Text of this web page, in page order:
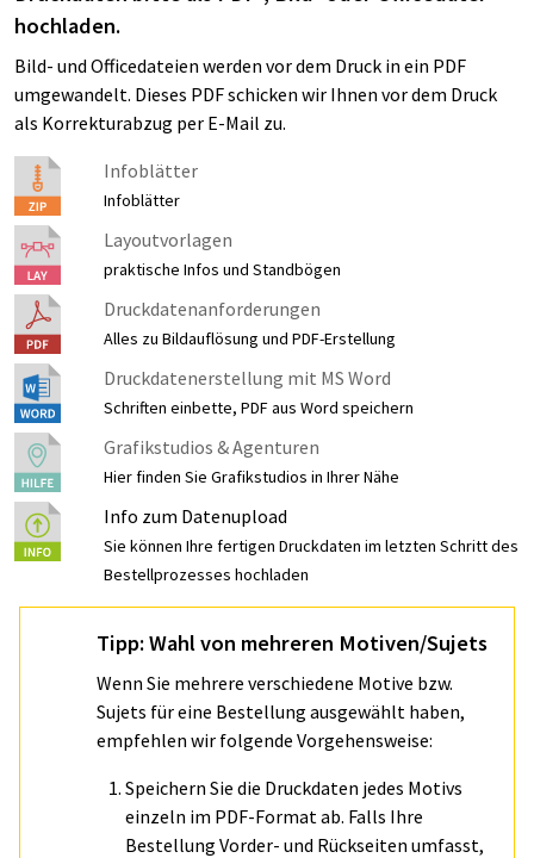
hochladen.
Bild- und Officedateien werden vor dem Druck in ein PDF
umgewandelt. Dieses PDF schicken wir Ihnen vor dem Druck
als Korrekturabzug per E-Mail zu.
Infoblätter
Infoblätter
Layoutvorlagen
praktische Infos und Standbögen
Druckdatenanforderungen
Alles zu Bildauflösung und PDF-Erstellung
Druckdatenerstellung mit MS Word
Schriften einbette, PDF aus Word speichern
Grafikstudios & Agenturen
Hier finden Sie Grafikstudios in Ihrer Nähe
Info zum Datenupload
Sie können Ihre fertigen Druckdaten im letzten Schritt des
Bestellprozesses hochladen
Tipp: Wahl von mehreren Motiven/Sujets
Wenn Sie mehrere verschiedene Motive bzw.
Sujets für eine Bestellung ausgewählt haben,
empfehlen wir folgende Vorgehensweise:
Speichern Sie die Druckdaten jedes Motivs
einzeln im PDF-Format ab. Falls Ihre
Bestellung Vorder- und Rückseiten umfasst,